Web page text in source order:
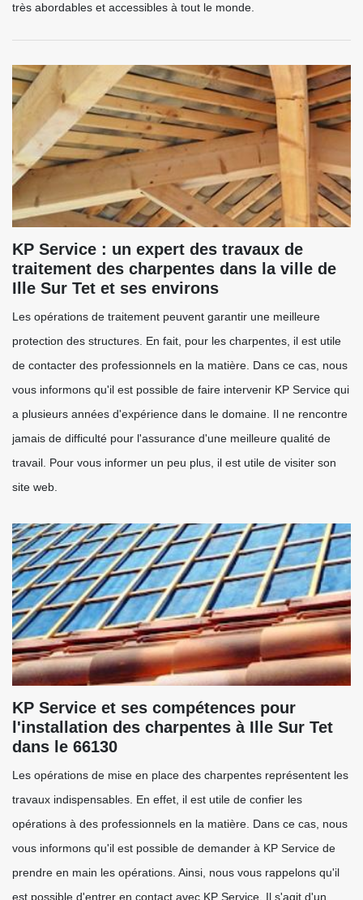
très abordables et accessibles à tout le monde.
KP Service : un expert des travaux de
traitement des charpentes dans la ville de
Ille Sur Tet et ses environs
Les opérations de traitement peuvent garantir une meilleure
protection des structures. En fait, pour les charpentes, il est utile
de contacter des professionnels en la matière. Dans ce cas, nous
vous informons qu'il est possible de faire intervenir KP Service qui
a plusieurs années d'expérience dans le domaine. Il ne rencontre
jamais de difficulté pour l'assurance d'une meilleure qualité de
travail. Pour vous informer un peu plus, il est utile de visiter son
site web.
KP Service et ses compétences pour
l'installation des charpentes à Ille Sur Tet
dans le 66130
Les opérations de mise en place des charpentes représentent les
travaux indispensables. En effet, il est utile de confier les
opérations à des professionnels en la matière. Dans ce cas, nous
vous informons qu'il est possible de demander à KP Service de
prendre en main les opérations. Ainsi, nous vous rappelons qu'il
est possible d'entrer en contact avec KP Service. Il s'agit d'un